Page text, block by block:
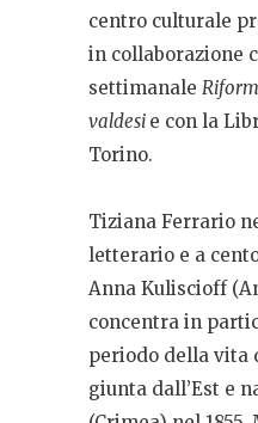
centro culturale
in collaborazione
settimanale
valdesi e con la
Torino.
Tiziana Ferrario
letterario e a
Anna Kuliscioff
concentra in
periodo della vita
giunta dall’Est e